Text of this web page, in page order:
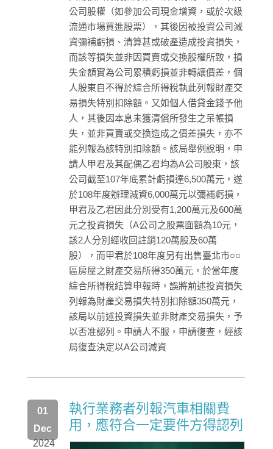
公司股權（如參加公司現金增資，或於次級
流通市場買進股票），其後因被投資公司減
資彌補虧損、清算甚或破產造成投資損失，
而該等損失並非因買賣或交換股權所致，損
失金額實為公司累積虧損並非轉讓價差，個
人股東自不得於綜合所得稅執此列報財產交
易損失特別扣除額。又如個人借貸金錢予他
人，其後因本息未獲清償所發生之呆帳損
失，並非買賣或交換造成之價差損失，亦不
能列報為該特別扣除額。該局舉例說明，申
請人甲君及其配偶乙君均為A公司股東，該
公司截至107年底累計虧損達6,500萬元，遂
於108年度辦理減資6,000萬元以彌補虧損，
甲君及乙君因此分別受有1,200萬元及600萬
元之投資損失（A公司之股票面額為10元，
該2人分別經收回註銷120萬股及60萬
股），而甲君於108年度另有出售臺北市○○
區房屋之財產交易所得350萬元，於當年度
綜合所得稅結算申報時，誤將前述投資損失
列報為財產交易損失特別扣除額350萬元，
該局以前述投資損失並非財產交易損失，予
以否准認列。申請人不服，申請復查，經該
局復查決定以A公司減資
2024
01
Dec
執行業務者列報汽車相關費
用，應符合一定要件方得認列